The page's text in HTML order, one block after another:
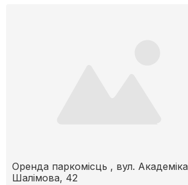
Оренда паркомісць , вул. Академіка
Шалімова, 42